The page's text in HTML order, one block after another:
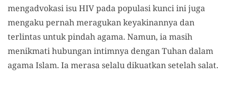
mengadvokasi isu HIV pada populasi kunci ini juga
mengaku pernah meragukan keyakinannya dan
terlintas untuk pindah agama. Namun, ia masih
menikmati hubungan intimnya dengan Tuhan dalam
agama Islam. Ia merasa selalu dikuatkan setelah salat.